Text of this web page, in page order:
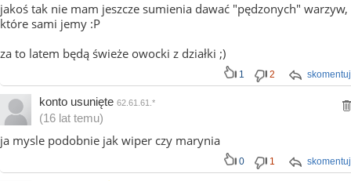
jakoś tak nie mam jeszcze sumienia dawać "pędzonych" warzyw,
które sami jemy :P
za to latem będą świeże owocki z działki ;)
skomentuj
1 2
konto usunięte 62.61.61.*
(16 lat temu)
ja mysle podobnie jak wiper czy marynia
skomentuj
0 1